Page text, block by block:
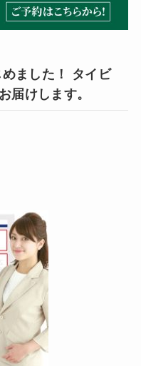
ました！ タイビ
届けします。